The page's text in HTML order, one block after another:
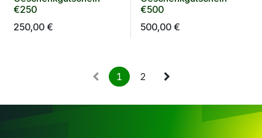
Geschenkgutschein
€250
250,00 € Geschenkgutschein
€500
500,00€
1 2